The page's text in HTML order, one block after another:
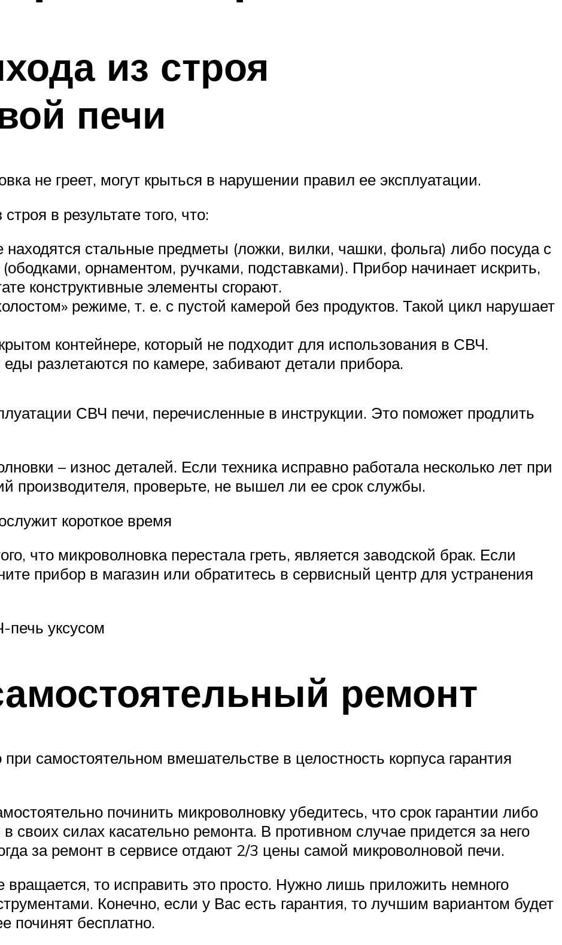
из строя
печи
не греет, могут крыться в нарушении правил ее эксплуатации.
в результате того, что:
стальные предметы (ложки, вилки, чашки, фольга) либо посуда с
орнаментом, ручками, подставками). Прибор начинает искрить,
конструктивные элементы сгорают.
режиме, т. е. с пустой камерой без продуктов. Такой цикл нарушает
контейнере, который не подходит для использования в СВЧ.
еды разлетаются по камере, забивают детали прибора.
СВЧ печи, перечисленные в инструкции. Это поможет продлить
– износ деталей. Если техника исправно работала несколько лет при
производителя, проверьте, не вышел ли ее срок службы.
короткое время
что микроволновка перестала греть, является заводской брак. Если
прибор в магазин или обратитесь в сервисный центр для устранения
печь уксусом
ремонт
самостоятельном вмешательстве в целостность корпуса гарантия
починить микроволновку убедитесь, что срок гарантии либо
своих силах касательно ремонта. В противном случае придется за него
за ремонт в сервисе отдают 2/3 цены самой микроволновой печи.
вращается, то исправить это просто. Нужно лишь приложить немного
Конечно, если у Вас есть гарантия, то лучшим вариантом будет
починят бесплатно.